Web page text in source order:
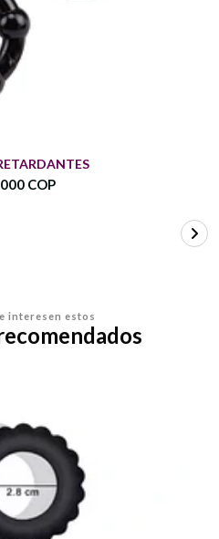
COP
interesen estos